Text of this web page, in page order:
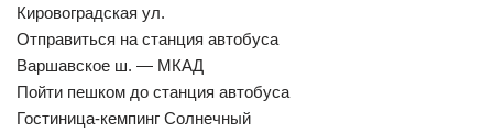
Кировоградская ул.
Отправиться на станция автобуса
Варшавское ш. — МКАД
Пойти пешком до станция автобуса
Гостиница-кемпинг Солнечный